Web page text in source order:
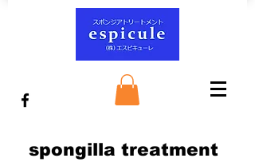
spongilla treatment